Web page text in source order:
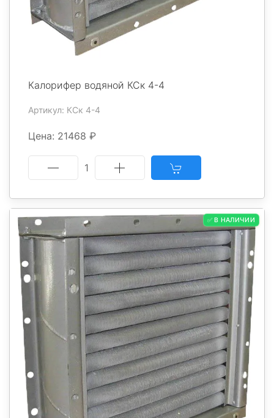
Калорифер водяной КСк 4-4
Артикул: КСк 4-4
Цена: 21468 ₽
1
✅ В НАЛИЧИИ